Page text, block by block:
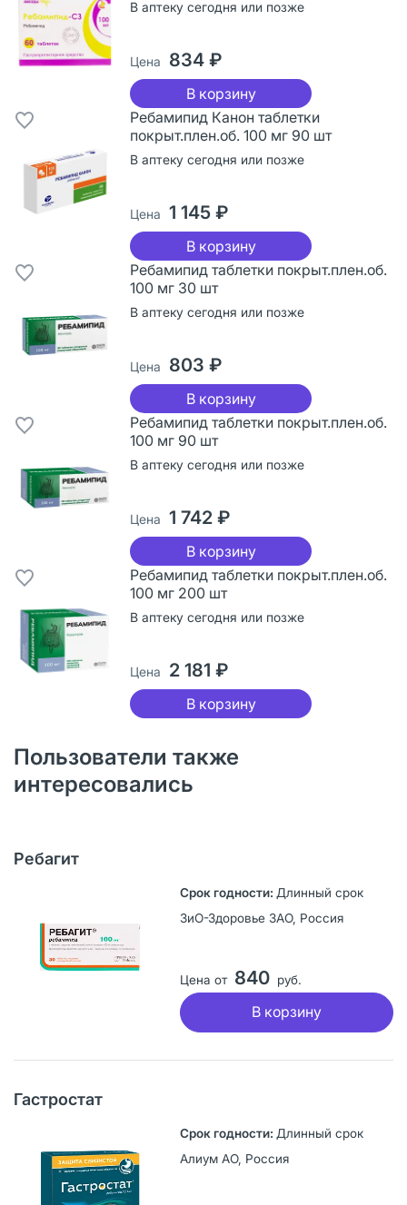
В аптеку сегодня или позже
Цена 834 ₽
В корзину
Ребамипид Канон таблетки
покрыт.плен.об. 100 мг 90 шт
В аптеку сегодня или позже
Цена 1 145 ₽
В корзину
Ребамипид таблетки покрыт.плен.об.
100 мг 30 шт
В аптеку сегодня или позже
Цена 803 ₽
В корзину
Ребамипид таблетки покрыт.плен.об.
100 мг 90 шт
В аптеку сегодня или позже
Цена 1 742 ₽
В корзину
Ребамипид таблетки покрыт.плен.об.
100 мг 200 шт
В аптеку сегодня или позже
Цена 2 181 ₽
В корзину
Пользователи также
интересовались
Ребагит
Длинный срок
ЗиО-Здоровье ЗАО, Россия
Цена от 840 руб.
В корзину
Гастростат
Длинный срок
Алиум АО, Россия